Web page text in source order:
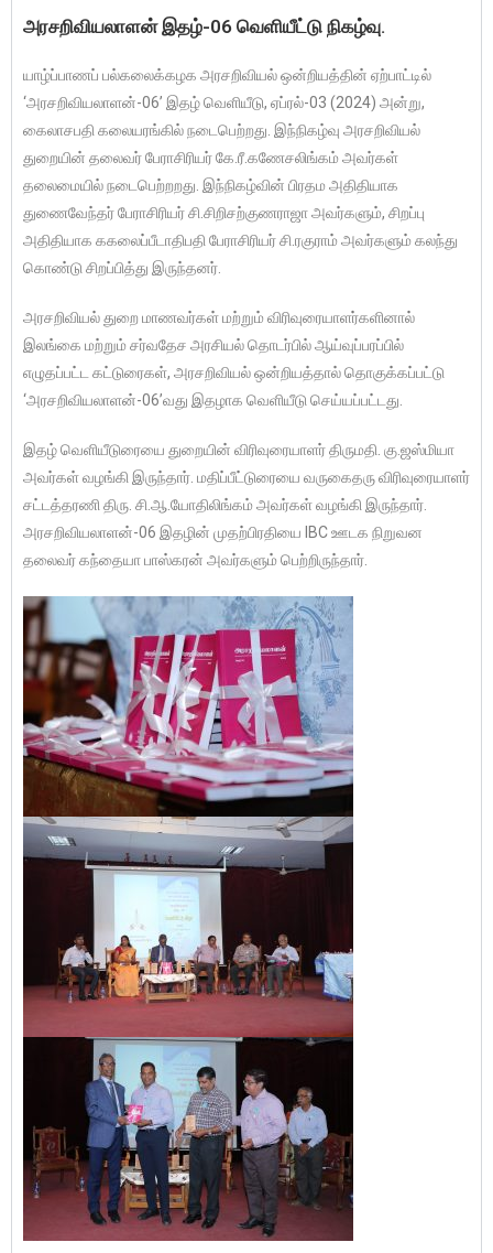
அரசறிவியலாளன் இதழ்-06 வெளியீட்டு நிகழ்வு.
யாழ்ப்பாணப் பல்கலைக்கழக அரசறிவியல் ஒன்றியத்தின் ஏற்பாட்டில்
‘அரசறிவியலாளன்-06’ இதழ் வெளியீடு, ஏப்ரல்-03 (2024) அன்று,
கைலாசபதி கலையரங்கில் நடைபெற்றது. இந்நிகழ்வு அரசறிவியல்
துறையின் தலைவர் பேராசிரியர் கே.ரீ.கணேசலிங்கம் அவர்கள்
தலைமையில் நடைபெற்றறது. இந்நிகழ்வின் பிரதம அதிதியாக
துணைவேந்தர் பேராசிரியர் சி.சிறிசற்குணராஜா அவர்களும், சிறப்பு
அதிதியாக ககலைப்பீடாதிபதி பேராசிரியர் சி.ரகுராம் அவர்களும் கலந்து
கொண்டு சிறப்பித்து இருந்தனர்.
அரசறிவியல் துறை மாணவர்கள் மற்றும் விரிவுரையாளர்களினால்
இலங்கை மற்றும் சர்வதேச அரசியல் தொடர்பில் ஆய்வுப்பரப்பில்
எழுதப்பட்ட கட்டுரைகள், அரசறிவியல் ஒன்றியத்தால் தொகுக்கப்பட்டு
‘அரசறிவியலாளன்-06’வது இதழாக வெளியீடு செய்யப்பட்டது.
இதழ் வெளியீடுரையை துறையின் விரிவுரையாளர் திருமதி. கு.ஜஸ்மியா
அவர்கள் வழங்கி இருந்தார். மதிப்பீட்டுரையை வருகைதரு விரிவுரையாளர்
சட்டத்தரணி திரு. சி.ஆ.யோதிலிங்கம் அவர்கள் வழங்கி இருந்தார்.
அரசறிவியலாளன்-06 இதழின் முதற்பிரதியை IBC ஊடக நிறுவன
தலைவர் கந்தையா பாஸ்கரன் அவர்களும் பெற்றிருந்தார்.